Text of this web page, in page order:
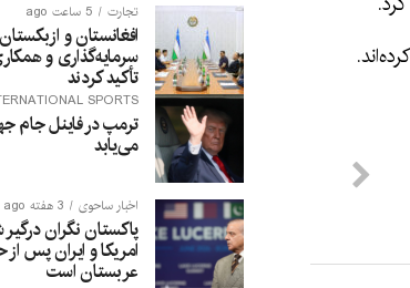
تجارت 5 ساعت ago
افغانستان و
سرمایه‌گذاری و
تأکید کردند
SPORTS
ترمپ در فاینل جام
می‌یابد
اخبار ساحوی 3 هفته ago
پاکستان نگران
امریکا و ایران پس
عربستان است